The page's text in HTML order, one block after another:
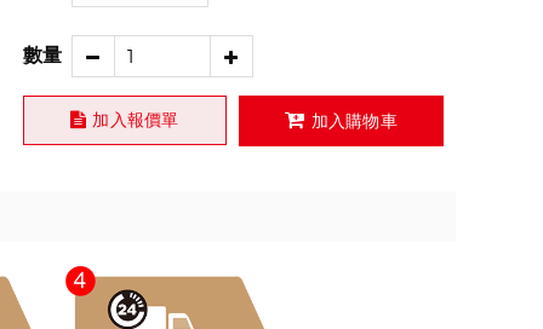
數量
加入報價單 加入購物車